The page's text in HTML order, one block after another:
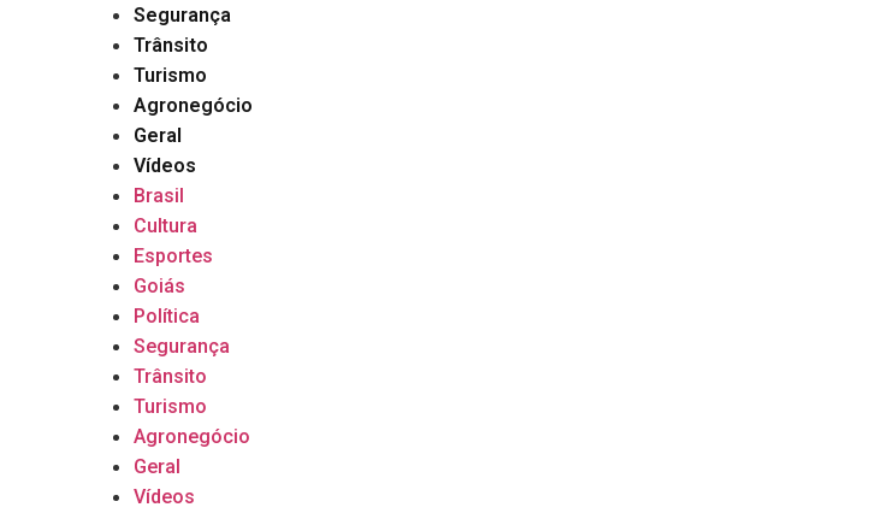
Segurança
Trânsito
Turismo
Agronegócio
Geral
Vídeos
Brasil
Cultura
Esportes
Goiás
Política
Segurança
Trânsito
Turismo
Agronegócio
Geral
Vídeos